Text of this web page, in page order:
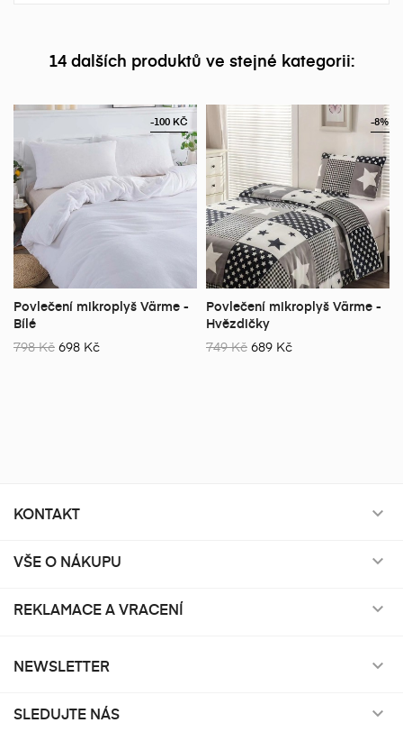
14 dalších produktů ve stejné kategorii:
Povlečení mikroplyš Värme -
Bílé
798 Kč
-100 KČ
698 Kč
Povlečení mikroplyš Värme -
Hvězdičky
749 Kč
-8%
689 Kč
KONTAKT 
VŠE O NÁKUPU 
REKLAMACE A VRACENÍ 
NEWSLETTER 
SLEDUJTE NÁS 